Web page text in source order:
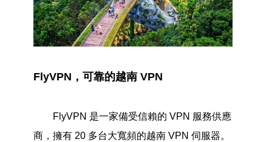
FlyVPN，可靠的越南 VPN
FlyVPN 是一家備受信賴的 VPN 服務供應
商，擁有 20 多台大寬頻的越南 VPN 伺服器。